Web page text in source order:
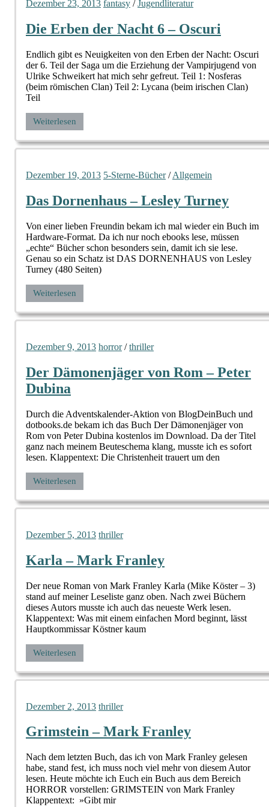
Dezember 23, 2013 fantasy /Jugendliteratur
Die Erben der Nacht 6 – Oscuri
Endlich gibt es Neuigkeiten von den Erben der Nacht: Oscuri
der 6. Teil der Saga um die Erziehung der Vampirjugend von
Ulrike Schweikert hat mich sehr gefreut. Teil 1: Nosferas
(beim römischen Clan) Teil 2: Lycana (beim irischen Clan)
Teil
Weiterlesen
Dezember 19, 2013 5-Sterne-Bücher/Allgemein
Das Dornenhaus – Lesley Turney
Von einer lieben Freundin bekam ich mal wieder ein Buch im
Hardware-Format. Da ich nur noch ebooks lese, müssen
„echte“ Bücher schon besonders sein, damit ich sie lese.
Genau so ein Schatz ist DAS DORNENHAUS von Lesley
Turney (480 Seiten)
Weiterlesen
Dezember 9, 2013 horror/thriller
Der Dämonenjäger von Rom – Peter
Dubina
Durch die Adventskalender-Aktion von BlogDeinBuch und
dotbooks.de bekam ich das Buch Der Dämonenjäger von
Rom von Peter Dubina kostenlos im Download. Da der Titel
ganz nach meinem Beuteschema klang, musste ich es sofort
lesen. Klappentext: Die Christenheit trauert um den
Weiterlesen
Dezember 5, 2013 thriller
Karla – Mark Franley
Der neue Roman von Mark Franley Karla (Mike Köster – 3)
stand auf meiner Leseliste ganz oben. Nach zwei Büchern
dieses Autors musste ich auch das neueste Werk lesen.
Klappentext: Was mit einem einfachen Mord beginnt, lässt
Hauptkommissar Köstner kaum
Weiterlesen
Dezember 2, 2013 thriller
Grimstein – Mark Franley
Nach dem letzten Buch, das ich von Mark Franley gelesen
habe, stand fest, ich muss noch viel mehr von diesem Autor
lesen. Heute möchte ich Euch ein Buch aus dem Bereich
HORROR vorstellen: GRIMSTEIN von Mark Franley
Klappentext: »Gibt mir